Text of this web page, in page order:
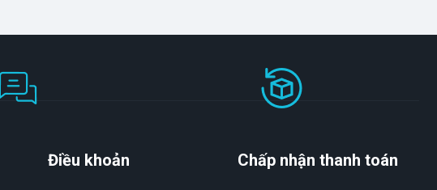
Điều khoản Chấp nhận thanh toán